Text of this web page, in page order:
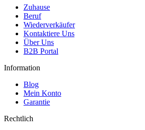
Zuhause
Beruf
Wiederverkäufer
Kontaktiere Uns
Über Uns
B2B Portal
Information
Blog
Mein Konto
Garantie
Rechtlich